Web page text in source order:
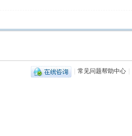
常见问题帮助中心